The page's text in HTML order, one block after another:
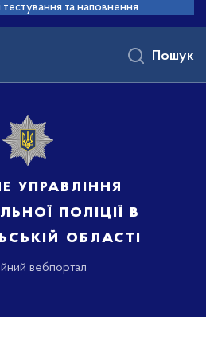
та наповнення
управління
поліції в
області
вебпортал
Пошук